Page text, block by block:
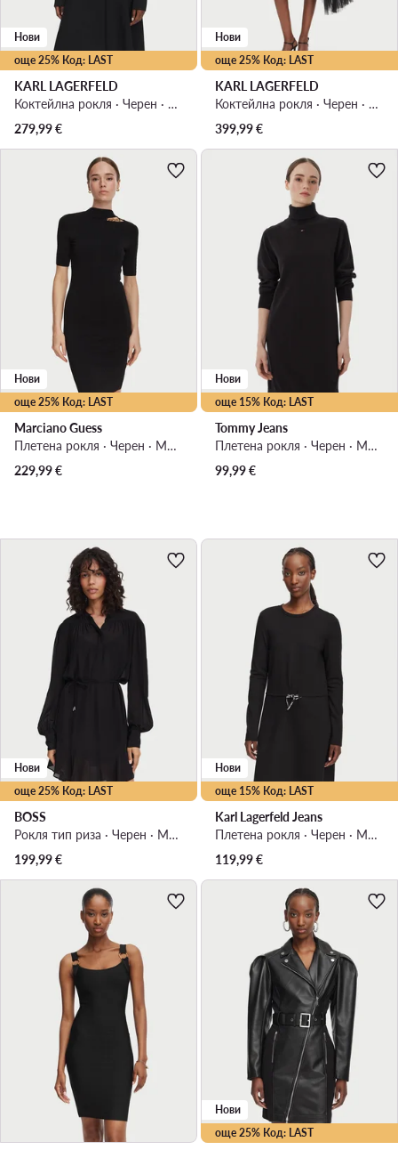
още 25% Код: LAST
Нови
KARL LAGERFELD
Коктейлна рокля · Черен · Мини
279,99€
още 25% Код: LAST
Нови
KARL LAGERFELD
Коктейлна рокля · Черен · Мини, Асиметрична
399,99€
още 25% Код: LAST
Нови
Marciano Guess
Плетена рокля · Черен · Мини
229,99€
още 15% Код: LAST
Нови
Tommy Jeans
Плетена рокля · Черен · Мини
99,99€
още 25% Код: LAST
Нови
BOSS
Рокля тип риза · Черен · Мини
199,99€
още 15% Код: LAST
Нови
Karl Lagerfeld Jeans
Плетена рокля · Черен · Мини
119,99€
още 25% Код: LAST
Нови